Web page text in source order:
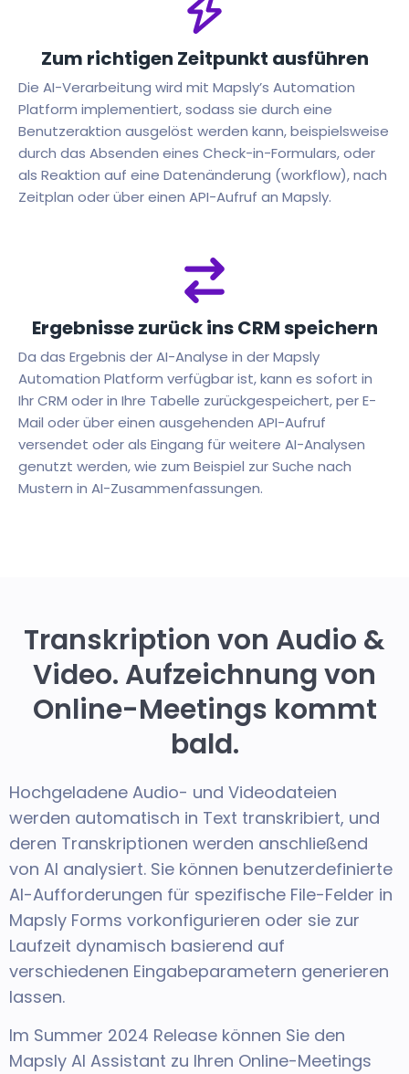
Zum richtigen Zeitpunkt ausführen
Die AI-Verarbeitung wird mit Mapsly’s Automation
Platform implementiert, sodass sie durch eine
Benutzeraktion ausgelöst werden kann, beispielsweise
durch das Absenden eines Check-in-Formulars, oder
als Reaktion auf eine Datenänderung (workflow), nach
Zeitplan oder über einen API-Aufruf an Mapsly.
Ergebnisse zurück ins CRM speichern
Da das Ergebnis der AI-Analyse in der Mapsly
Automation Platform verfügbar ist, kann es sofort in
Ihr CRM oder in Ihre Tabelle zurückgespeichert, per E-
Mail oder über einen ausgehenden API-Aufruf
versendet oder als Eingang für weitere AI-Analysen
genutzt werden, wie zum Beispiel zur Suche nach
Mustern in AI-Zusammenfassungen.
Transkription von Audio &
Video. Aufzeichnung von
Online-Meetings kommt
bald.
Hochgeladene Audio- und Videodateien
werden automatisch in Text transkribiert, und
deren Transkriptionen werden anschließend
von AI analysiert. Sie können benutzerdefinierte
AI-Aufforderungen für spezifische File-Felder in
Mapsly Forms vorkonfigurieren oder sie zur
Laufzeit dynamisch basierend auf
verschiedenen Eingabeparametern generieren
lassen.
Im Summer 2024 Release können Sie den
Mapsly AI Assistant zu Ihren Online-Meetings